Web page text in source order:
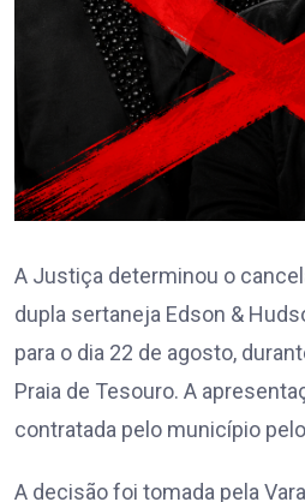
A Justiça determinou o
dupla sertaneja Edson &
para o dia 22 de agosto,
Praia de Tesouro. A
contratada pelo município
A decisão foi tomada pela